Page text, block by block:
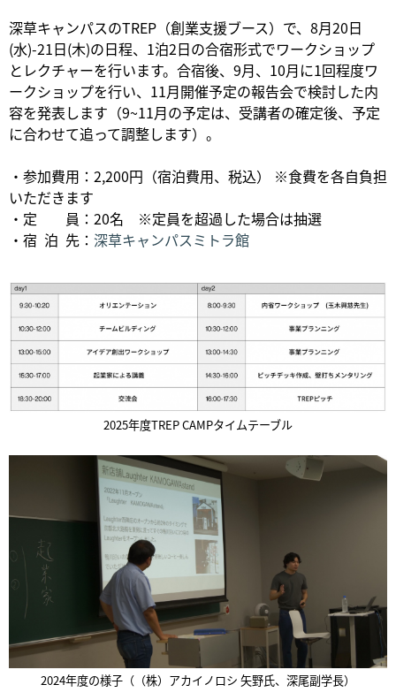
​深草キャンパスのTREP（創業支援ブース）で、8月20日
(水)-21日(木)の日程、1泊2日の合宿形式でワークショップ
とレクチャーを行います。合宿後、9月、10月に1回程度ワ
ークショップを行い、11月開催予定の報告会で検討した内
容を発表します（9~11月の予定は、受講者の確定後、予定
に合わせて追って調整します）。​
​・参加費用：2,200円（宿泊費用、税込） ※食費を各自負担
いただきます​
・定 員：20名 ※定員を超過した場合は抽選​
・宿 泊 先： 深草キャンパスミトラ館
2025年度TREP CAMPタイムテーブル
2024年度の様子（（株）アカイノロシ 矢野氏、深尾副学長）